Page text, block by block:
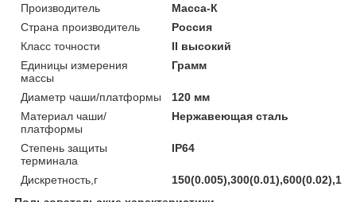
Производитель
Масса-К
Страна производитель
Россия
Класс точности
II высокий
Единицы измерения
массы
Грамм
Диаметр чаши/платформы
120 мм
Материал чаши/
платформы
Нержавеющая сталь
Степень защиты
терминала
IP64
Дискретность,г